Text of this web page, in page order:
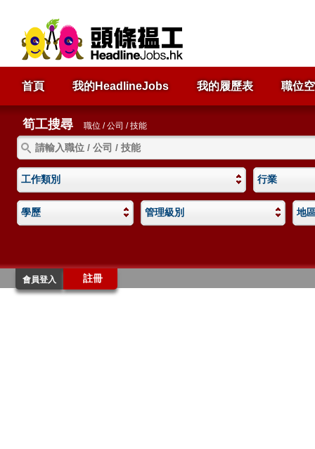
首頁 我的HeadlineJobs 我的履歷表 職位
筍工搜尋 職位 / 公司 / 技能
工作類別 行業
學歷 管理級別 地
會員登入 註冊